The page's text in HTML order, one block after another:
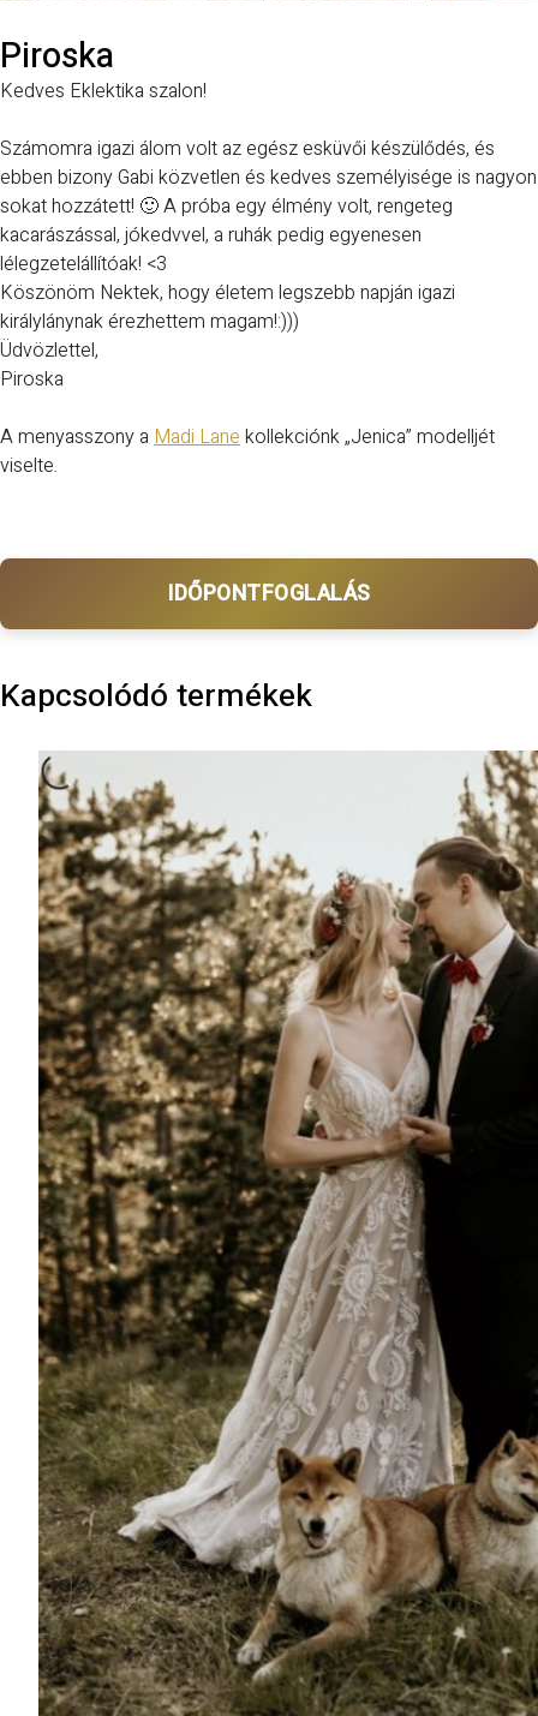
Piroska
Kedves Eklektika szalon!
Számomra igazi álom volt az egész esküvői készülődés, és
ebben bizony Gabi közvetlen és kedves személyisége is nagyon
sokat hozzátett! 🙂 A próba egy élmény volt, rengeteg
kacarászással, jókedvvel, a ruhák pedig egyenesen
lélegzetelállítóak! <3
Köszönöm Nektek, hogy életem legszebb napján igazi
királylánynak érezhettem magam!:)))
Üdvözlettel,
Piroska
A menyasszony a Madi Lanekollekciónk „Jenica” modelljét
viselte.
IDŐPONTFOGLALÁS
Kapcsolódó termékek